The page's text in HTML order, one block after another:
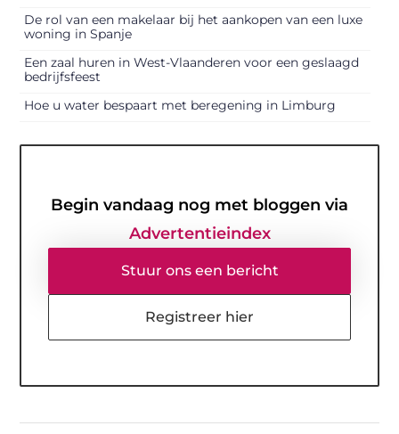
De rol van een makelaar bij het aankopen van een luxe
woning in Spanje
Een zaal huren in West-Vlaanderen voor een geslaagd
bedrijfsfeest
Hoe u water bespaart met beregening in Limburg
Begin vandaag nog met bloggen via
Advertentieindex
Stuur ons een bericht
Registreer hier